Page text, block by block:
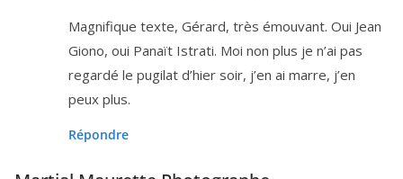
Magnifique texte, Gérard, très émou­vant. Oui Jean
Giono, oui Panaït Istrati. Moi non plus je n’ai pas
regar­dé le pugi­lat d’hier soir, j’en ai marre, j’en
peux plus.
Répondre